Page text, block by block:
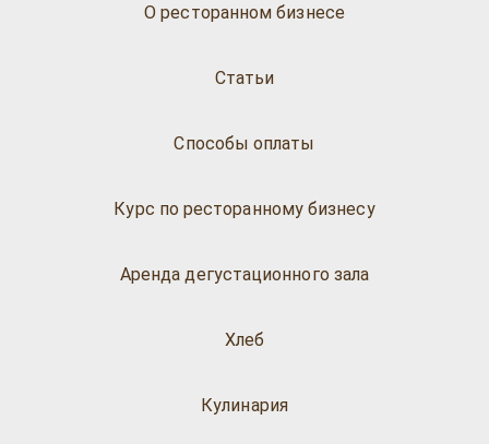
О ресторанном бизнесе
Статьи
Способы оплаты
Курс по ресторанному бизнесу
Аренда дегустационного зала
Хлеб
Кулинария